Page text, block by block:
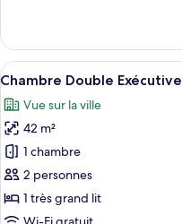
le
type
de
Chambre
Double
Affaires
Afficher
toutes
les
photos
pour
ce
type
de
8
Chambre Double Exécutive
Vue sur la ville
42 m²
1 chambre
2 personnes
1 très grand lit